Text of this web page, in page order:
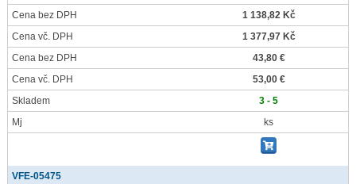
Cena bez DPH
1 138,82 Kč
Cena vč. DPH
1 377,97 Kč
Cena bez DPH
43,80 €
Cena vč. DPH
53,00 €
Skladem
3 - 5
Mj
ks
VFE-05475